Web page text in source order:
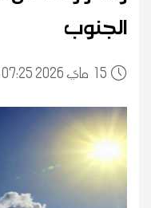
الجنوب
15 07:25 2026 ماي